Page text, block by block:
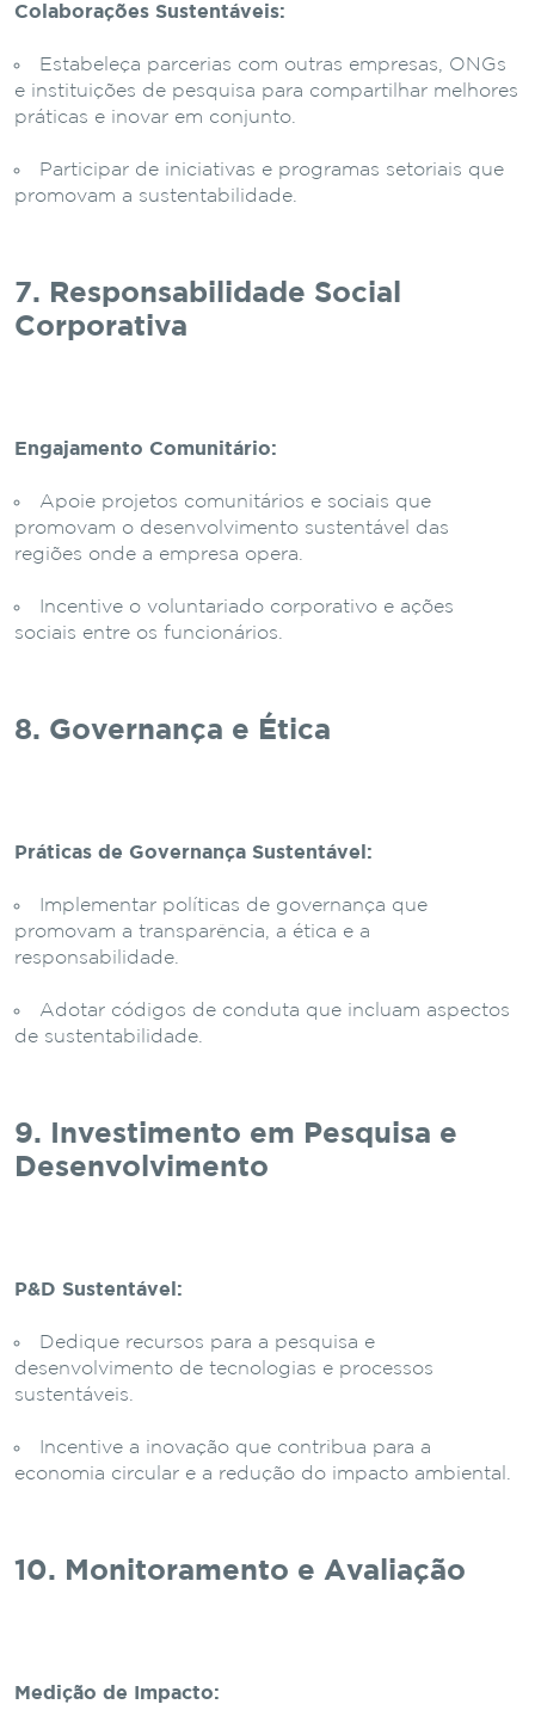
Colaborações Sustentáveis:
Estabeleça parcerias com outras empresas, ONGs
e instituições de pesquisa para compartilhar melhores
práticas e inovar em conjunto.
Participar de iniciativas e programas setoriais que
promovam a sustentabilidade.
7. Responsabilidade Social
Corporativa
Engajamento Comunitário:
Apoie projetos comunitários e sociais que
promovam o desenvolvimento sustentável das
regiões onde a empresa opera.
Incentive o voluntariado corporativo e ações
sociais entre os funcionários.
8. Governança e Ética
Práticas de Governança Sustentável:
Implementar políticas de governança que
promovam a transparência, a ética e a
responsabilidade.
Adotar códigos de conduta que incluam aspectos
de sustentabilidade.
9. Investimento em Pesquisa e
Desenvolvimento
P&D Sustentável:
Dedique recursos para a pesquisa e
desenvolvimento de tecnologias e processos
sustentáveis.
Incentive a inovação que contribua para a
economia circular e a redução do impacto ambiental.
10. Monitoramento e Avaliação
Medição de Impacto: